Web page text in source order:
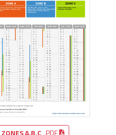
ZONES A,B,C .PDF